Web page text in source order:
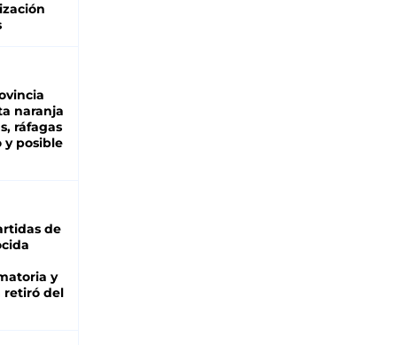
naranja
ráfagas
y posible
de
y
retiró del